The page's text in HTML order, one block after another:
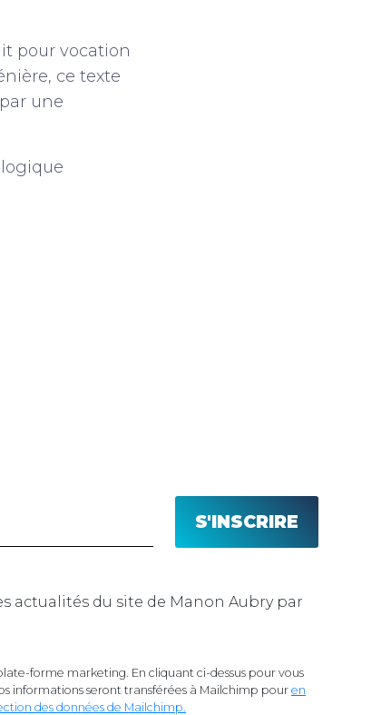
pour vocation
ce texte
une
forme marketing. En cliquant ci-dessus pour vous
informations seront transférées à Mailchimp pour en
des données de Mailchimp.